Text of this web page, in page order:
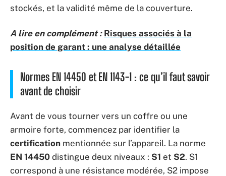
stockés, et la validité même de la couverture.
A lire en complément : Risques associés à la
position de garant : une analyse détaillée
Normes EN 14450 et EN 1143-1 : ce qu’il faut savoir
avant de choisir
Avant de vous tourner vers un coffre ou une
armoire forte, commencez par identifier la
certification mentionnée sur l’appareil. La norme
EN 14450 distingue deux niveaux : S1 et S2. S1
correspond à une résistance modérée, S2 impose